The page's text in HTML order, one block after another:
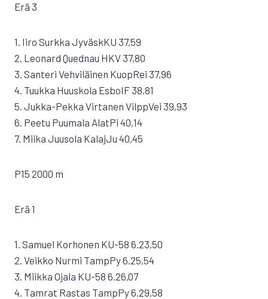
Erä 3
1. Iiro Surkka JyväskKU 37,59
2. Leonard Quednau HKV 37,80
3. Santeri Vehviläinen KuopRei 37,96
4. Tuukka Huuskola EsboIF 38,81
5. Jukka-Pekka Virtanen VilppVei 39,93
6. Peetu Puumala AlatPi 40,14
7. Miika Juusola KalajJu 40,45
P15 2000 m
Erä 1
1. Samuel Korhonen KU-58 6.23,50
2. Veikko Nurmi TampPy 6.25,54
3. Miikka Ojala KU-58 6.26,07
4. Tamrat Rastas TampPy 6.29,58